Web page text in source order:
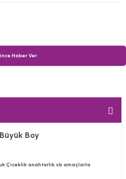
Haber Ver
Boy
Çiceklik anahtarlık vb amaçlarla